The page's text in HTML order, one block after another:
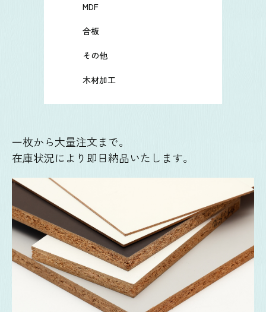
MDF
合板
その他
木材加工
一枚から大量注文まで。
在庫状況により即日納品いたします。